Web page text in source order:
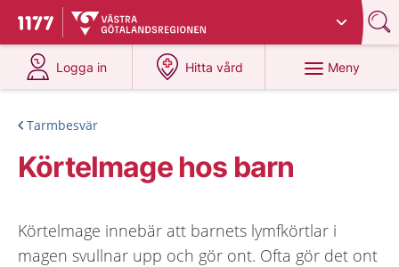
Till startsidan för 1177
Du har valt region
Logga in
på 1177.se
Hitta vård
på 1177.se
Meny
Tarmbesvär
Körtelmage hos barn
Körtelmage innebär att barnets lymfkörtlar i
magen svullnar upp och gör ont. Ofta gör det ont